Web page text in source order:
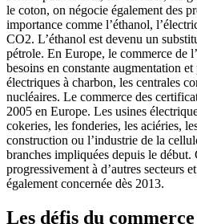
le coton, on négocie également des
importance comme l’éthanol,
CO2. L’éthanol est devenu un
pétrole. En Europe, le commerce de
besoins en constante augmentation
électriques à charbon, les centrales
nucléaires. Le commerce des
2005 en Europe. Les usines
cokeries, les fonderies, les aciéries,
construction ou l’industrie de la
branches impliquées depuis le début.
progressivement à d’autres secteurs
également concernée dès 2013.
Les défis du